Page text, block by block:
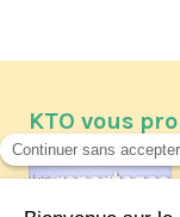
KTO vous